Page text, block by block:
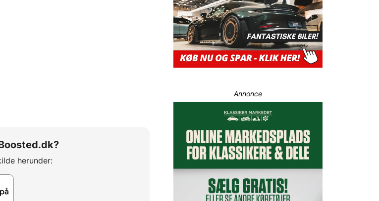
herunder:
Annonce